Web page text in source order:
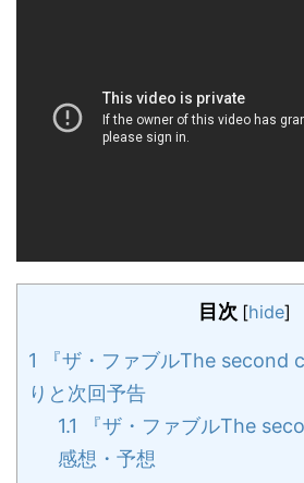
目次 [hide]
1 『ザ・ファブルThe second
りと次回予告
1.1 『ザ・ファブルThe
感想・予想